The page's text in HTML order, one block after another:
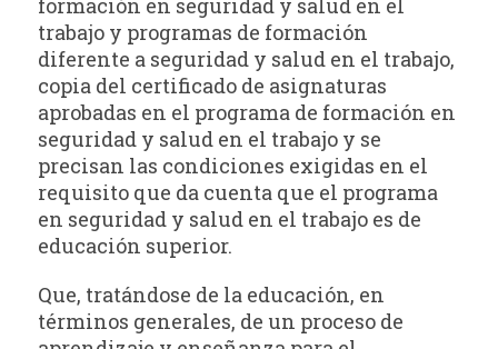
trabajo y programas de formación
diferente a seguridad y salud en el trabajo,
copia del certificado de asignaturas
aprobadas en el programa de formación en
seguridad y salud en el trabajo y se
precisan las condiciones exigidas en el
requisito que da cuenta que el programa
en seguridad y salud en el trabajo es de
educación superior.
Que, tratándose de la educación, en
términos generales, de un proceso de